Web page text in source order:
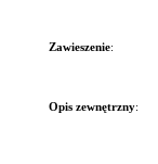
Zawieszenie:
Opis zewnętrzny: